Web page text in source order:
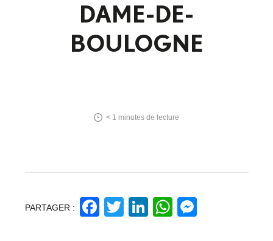
DAME-DE-
BOULOGNE
< 1 minutes de lecture
PARTAGER : Facebook
Twitter
LinkedIn
WhatsApp